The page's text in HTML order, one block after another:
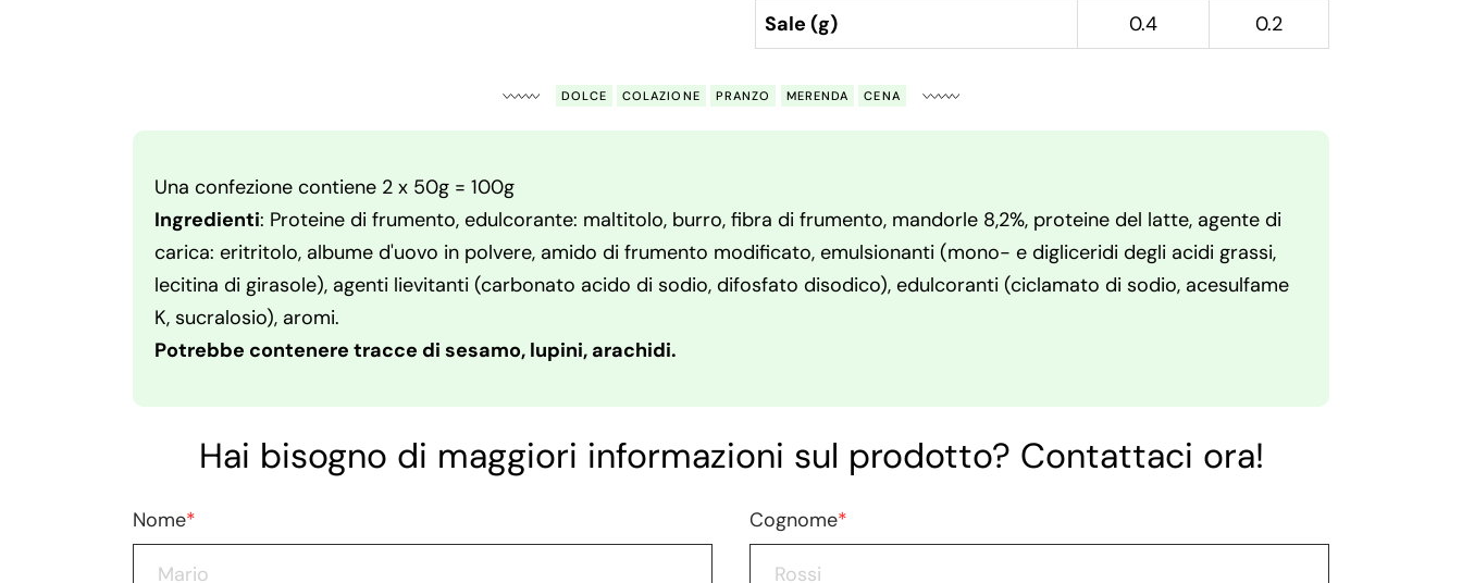
Sale (g)
0.4 0.2
DOLCE COLAZIONE PRANZO MERENDA CENA
Una confezione contiene 2 x 50g = 100g
Ingredienti: Proteine di frumento, edulcorante: maltitolo, burro, fibra di frumento, mandorle 8,2%, proteine del latte, agente di
carica: eritritolo, albume d'uovo in polvere, amido di frumento modificato, emulsionanti (mono- e digliceridi degli acidi grassi,
lecitina di girasole), agenti lievitanti (carbonato acido di sodio, difosfato disodico), edulcoranti (ciclamato di sodio, acesulfame
K, sucralosio), aromi.
Potrebbe contenere tracce di sesamo, lupini, arachidi.
Hai bisogno di maggiori informazioni sul prodotto? Contattaci ora!
Nome* Cognome*